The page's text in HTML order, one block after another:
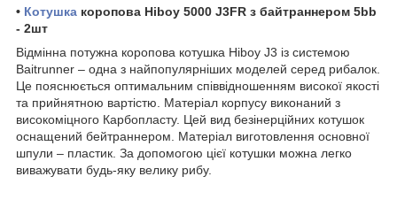
• Котушка коропова Hiboy 5000 J3FR з байтраннером 5bb
- 2шт
Відмінна потужна коропова котушка Hiboy J3 із системою
Baitrunner – одна з найпопулярніших моделей серед рибалок.
Це пояснюється оптимальним співвідношенням високої якості
та прийнятною вартістю. Матеріал корпусу виконаний з
високоміцного Карбопласту. Цей вид безінерційних котушок
оснащений бейтраннером. Матеріал виготовлення основної
шпули – пластик. За допомогою цієї котушки можна легко
виважувати будь-яку велику рибу.